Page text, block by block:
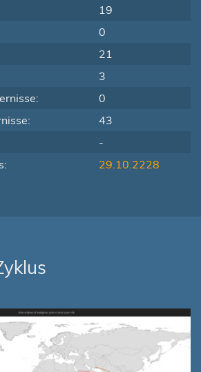
19
0
21
3
0
43
-
29.10.2228